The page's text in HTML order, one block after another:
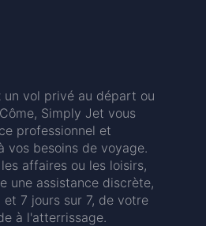
un vol privé au départ ou
Simply Jet vous
professionnel et
vos besoins de voyage.
affaires ou les loisirs,
une assistance discrète,
7 jours sur 7, de votre
à l'atterrissage.